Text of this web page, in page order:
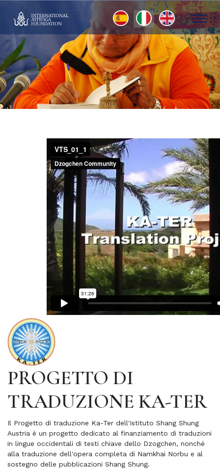
Seleziona la tua lingua
PROGETTO DI
TRADUZIONE KA-TER
Il Progetto di traduzione Ka-Ter dell'Istituto Shang Shung
Austria è un progetto dedicato al finanziamento di traduzioni
in lingue occidentali di testi chiave dello Dzogchen, nonché
alla traduzione dell'opera completa di Namkhai Norbu e al
sostegno delle pubblicazioni Shang Shung.